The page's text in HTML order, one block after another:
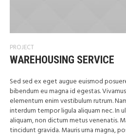
PROJECT
WAREHOUSING SERVICE
Sed sed ex eget augue euismod
bibendum eu magna id egestas.
elementum enim vestibulum rutrum.
interdum tempor ligula aliquam nec. In
aliquam, non dictum metus venenatis.
tincidunt gravida. Mauris urna magna,